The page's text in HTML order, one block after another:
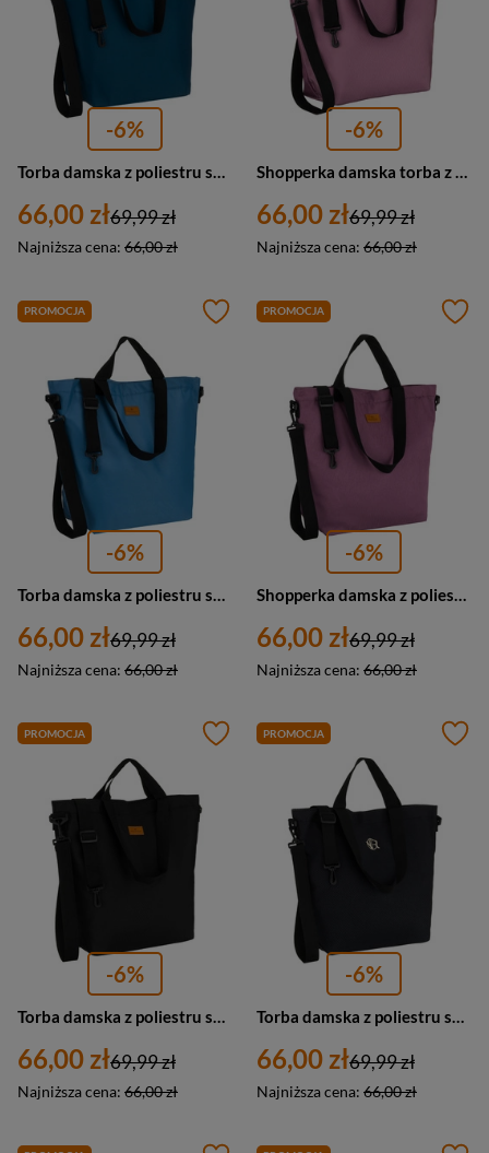
-6%
Torba damska z poliestru shopper Peterson TZ15605D duża A4 turkusowa
66,00 zł
Najniższa cena: 66,00 zł
69,99 zł
-6%
Shopperka damska torba z poliestru A4 Peterson TZ15605D duża różowa
66,00 zł
Najniższa cena: 66,00 zł
69,99 zł
PROMOCJA
-6%
66,00 zł
Najniższa cena: 66,00 zł
69,99 zł
PROMOCJA
-6%
66,00 zł
Najniższa cena: 66,00 zł
69,99 zł
PROMOCJA
-6%
Torba damska z poliestru shopper A4 Peterson TZ15605D duża czarna
66,00 zł
Najniższa cena: 66,00 zł
69,99 zł
PROMOCJA
-6%
Torba damska z poliestru shopper Rovicky R-TZ15605-ZH duża A4 czarna
66,00 zł
Najniższa cena: 66,00 zł
69,99 zł